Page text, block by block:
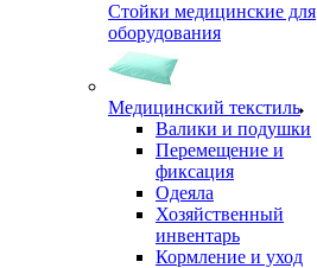
Стойки медицинские для
оборудования
Медицинский текстиль
Валики и подушки
Перемещение и
фиксация
Одеяла
Хозяйственный
инвентарь
Кормление и уход